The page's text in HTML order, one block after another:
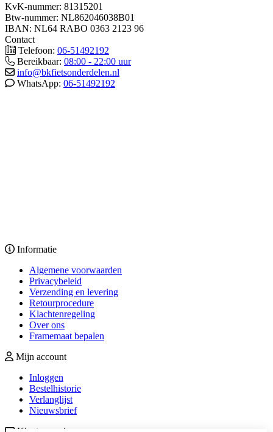
KvK-nummer: 81315201
Btw-nummer: NL862046038B01
IBAN: NL64 RABO 0363 2123 96
Contact
Telefoon: 06-51492192
Bereikbaar: 08:00 - 22:00 uur
info@bkfietsonderdelen.nl
WhatsApp: 06-51492192
Informatie
Algemene voorwaarden
Privacybeleid
Verzending en levering
Retourprocedure
Klachtenregeling
Over ons
Framemaat bepalen
Mijn account
Inloggen
Bestelhistorie
Verlanglijst
Nieuwsbrief